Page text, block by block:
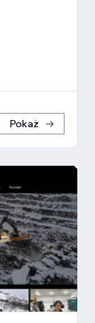
Pokaż